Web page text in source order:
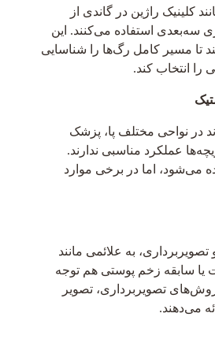
کلینیک راژین در گاندی از
سه‌بعدی استفاده می‌کنند. این
مسیر کامل رگ‌ها را شناسایی
را انتخاب کند.
در نواحی مختلف پا، پزشک
عملکرد مناسبی ندارند.
می‌شود، اما در برخی موارد
به علائمی مانند
یا سابقه زخم پوستی هم توجه
تصویربرداری، تصویر
می‌دهند.